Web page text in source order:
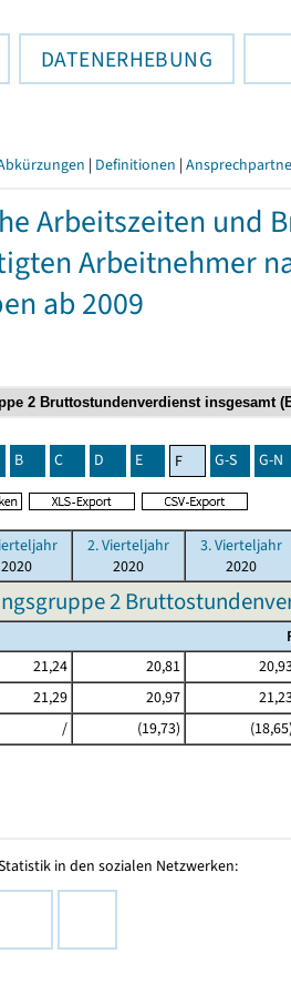
DATENERHEBUNG
| Definitionen |
Arbeitszeiten und
Arbeitnehmer
ab 2009
B C D E F G-S G-N
2020
2. Vierteljahr
2020
3. Vierteljahr
2020
2
21,24 20,81
21,29 20,97
/ (19,73) (18,65)
in den sozialen Netzwerken: